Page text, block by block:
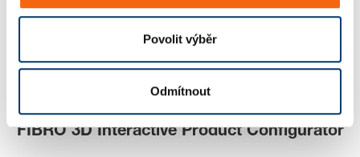
Povolit výběr
Odmítnout
FIBRO 3D Interactive Product Configurator